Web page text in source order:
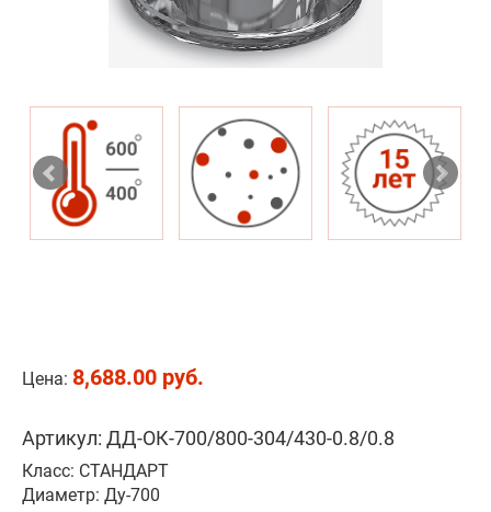
Цена: 8,688.00 руб.
Артикул: ДД-ОК-700/800-304/430-0.8/0.8
Класс: СТАНДАРТ
Диаметр: Ду-700